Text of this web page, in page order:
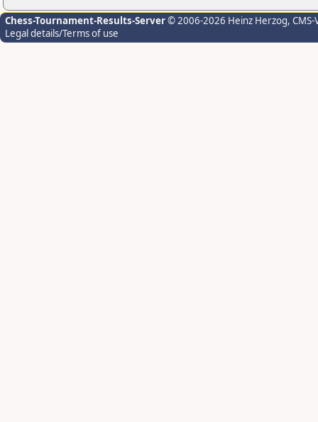
Chess-Tournament-Results-Server© 2006-2026 Heinz Herzog,
Legal details/Terms of use